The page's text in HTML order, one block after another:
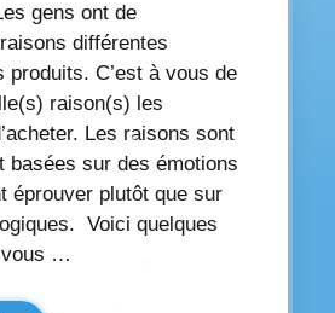
gens ont de
différentes
produits. C’est à vous de
raison(s) les
Les raisons sont
basées sur des émotions
éprouver plutôt que sur
Voici quelques
vous …